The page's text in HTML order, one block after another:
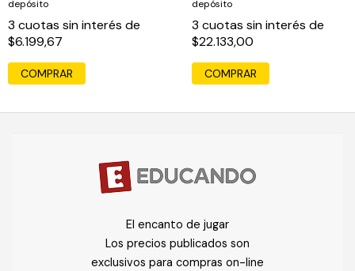
depósito
3 cuotas sin interés de
$6.199,67
COMPRAR
depósito
3 cuotas sin interés de
$22.133,00
COMPRAR
El encanto de jugar
Los precios publicados son
exclusivos para compras on-line